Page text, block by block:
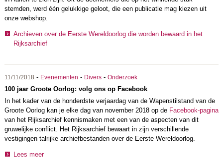
stemden, werd één gelukkige geloot, die een publicatie mag kiezen uit
onze webshop.
Archieven over de Eerste Wereldoorlog die worden bewaard in het
Rijksarchief
11/11/2018 - Evenementen - Divers- Onderzoek
100 jaar Groote Oorlog: volg ons op Facebook
In het kader van de honderdste verjaardag van de Wapenstilstand van de
Groote Oorlog kan je elke dag van november 2018 op de Facebook-pagina
van het Rijksarchief kennismaken met een van de aspecten van dit
gruwelijke conflict. Het Rijksarchief bewaart in zijn verschillende
vestigingen talrijke archiefbestanden over de Eerste Wereldoorlog.
Lees meer